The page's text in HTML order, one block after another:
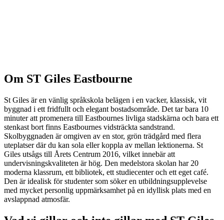
Om ST Giles Eastbourne
St Giles är en vänlig språkskola belägen i en vacker, klassisk, vit
byggnad i ett fridfullt och elegant bostadsområde. Det tar bara 10
minuter att promenera till Eastbournes livliga stadskärna och bara ett
stenkast bort finns Eastbournes vidsträckta sandstrand.
Skolbyggnaden är omgiven av en stor, grön trädgård med flera
uteplatser där du kan sola eller koppla av mellan lektionerna. St
Giles utsågs till Årets Centrum 2016, vilket innebär att
undervisningskvaliteten är hög. Den medelstora skolan har 20
moderna klassrum, ett bibliotek, ett studiecenter och ett eget café.
Den är idealisk för studenter som söker en utbildningsupplevelse
med mycket personlig uppmärksamhet på en idyllisk plats med en
avslappnad atmosfär.